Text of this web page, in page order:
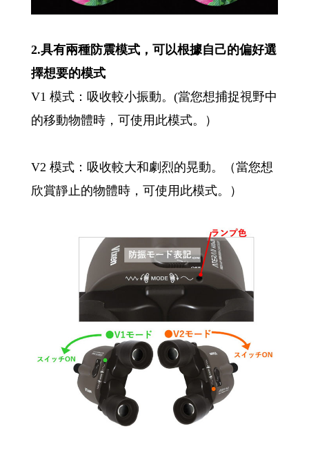
2.具有兩種防震模式，可以根據自己的偏好選
擇想要的模式
V1 模式：吸收較小振動。(當您想捕捉視野中
的移動物體時，可使用此模式。）
V2 模式：吸收較大和劇烈的晃動。（當您想
欣賞靜止的物體時，可使用此模式。）